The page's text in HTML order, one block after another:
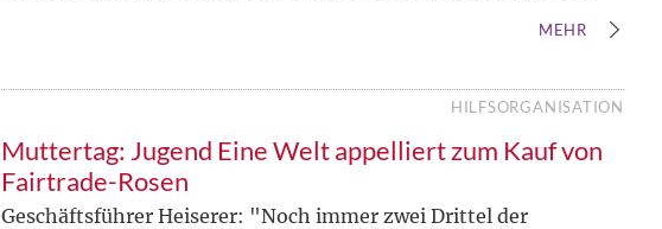
MEHR
HILFSORGANISATION
Muttertag: Jugend Eine Welt appelliert zum Kauf von
Fairtrade-Rosen
Geschäftsführer Heiserer: "Noch immer zwei Drittel der